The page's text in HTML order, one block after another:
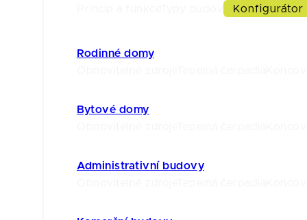
Konfigurátor
Rodinné domy
Bytové domy
Administrativní budovy